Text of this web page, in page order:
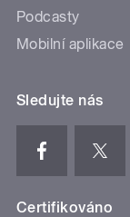
Podcasty
Mobilní aplikace
Sledujte nás
Certifikováno